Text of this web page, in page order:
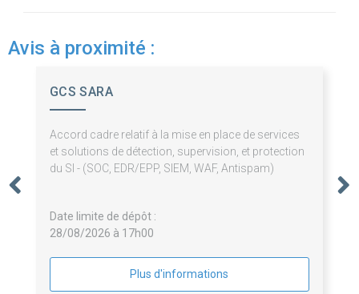
Avis à proximité :
GCS SARA
Accord cadre relatif à la mise en place de services
et solutions de détection, supervision, et protection
du SI - (SOC, EDR/EPP, SIEM, WAF, Antispam)
Date limite de dépôt :
28/08/2026 à 17h00
Plus d'informations